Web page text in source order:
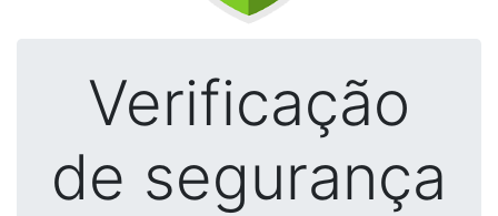
Verificação
de segurança